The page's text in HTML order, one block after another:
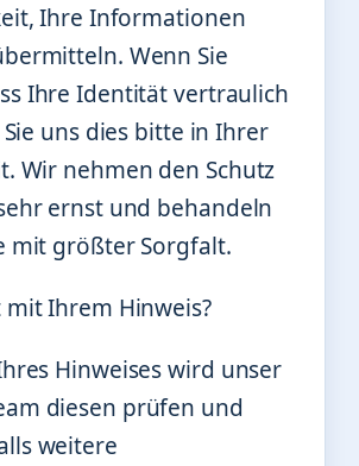
Ihre Informationen
Wenn Sie
Ihre Identität vertraulich
uns dies bitte in Ihrer
Wir nehmen den Schutz
ernst und behandeln
mit größter Sorgfalt.
mit Ihrem Hinweis?
Hinweises wird unser
diesen prüfen und
weitere